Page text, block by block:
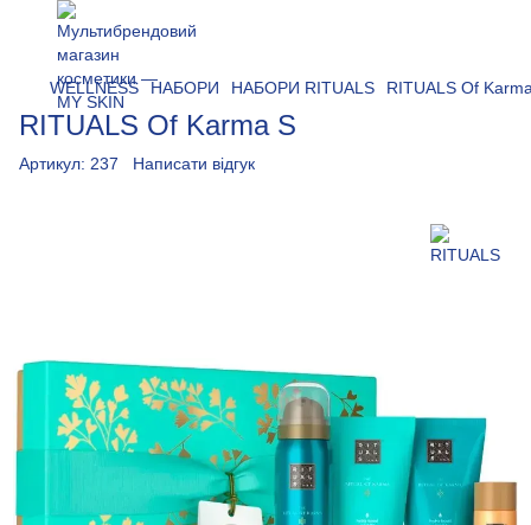
WELLNESS НАБОРИ НАБОРИ RITUALS RITUALS Of
RITUALS Of Karma S
Артикул: 237 Написати відгук